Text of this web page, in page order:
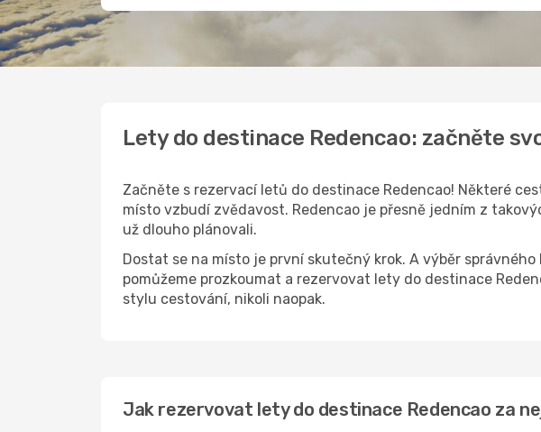
Lety do destinace Redencao: začněte
Začněte s rezervací letů do destinace Redencao! Některé
místo vzbudí zvědavost. Redencao je přesně jedním z
už dlouho plánovali.
Dostat se na místo je první skutečný krok. A výběr
pomůžeme prozkoumat a rezervovat lety do destinace
stylu cestování, nikoli naopak.
Jak rezervovat lety do destinace Redencao za